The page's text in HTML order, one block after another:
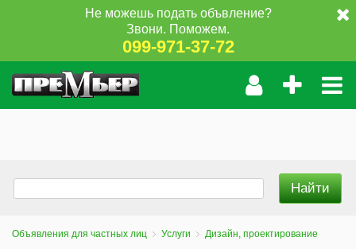
Не можешь подать объвление?
Звони. Поможем.
099-971-37-72
Объявления для частных лиц Услуги Дизайн, проектирование